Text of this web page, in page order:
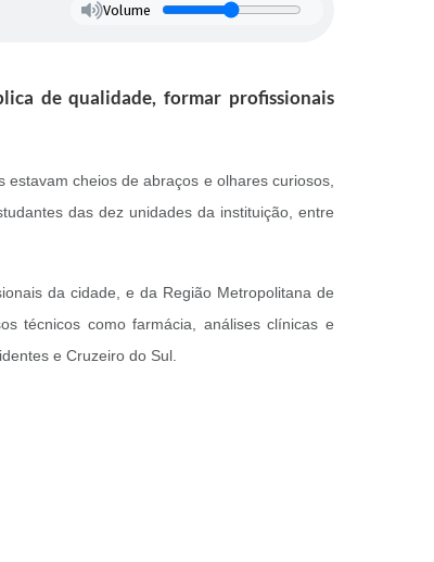
Volume
de qualidade, formar profissionais
cheios de abraços e olhares curiosos,
das dez unidades da instituição, entre
da cidade, e da Região Metropolitana de
técnicos como farmácia, análises clínicas e
e Cruzeiro do Sul.